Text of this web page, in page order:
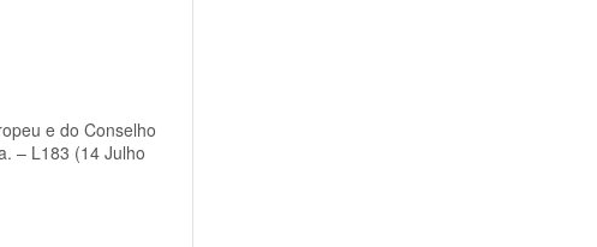
e do Conselho
– L183 (14 Julho